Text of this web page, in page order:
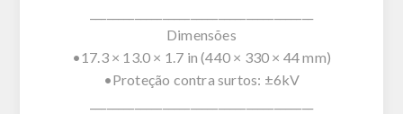
Dimensões
•17.3 × 13.0 × 1.7 in (440 × 330 × 44 mm)
•Proteção contra surtos: ±6kV